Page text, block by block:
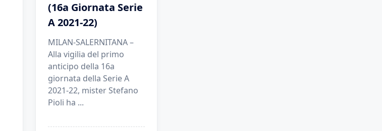
(16a Giornata Serie
A 2021-22)
MILAN-SALERNITANA –
Alla vigilia del primo
anticipo della 16a
giornata della Serie A
2021-22, mister Stefano
Pioli ha ...